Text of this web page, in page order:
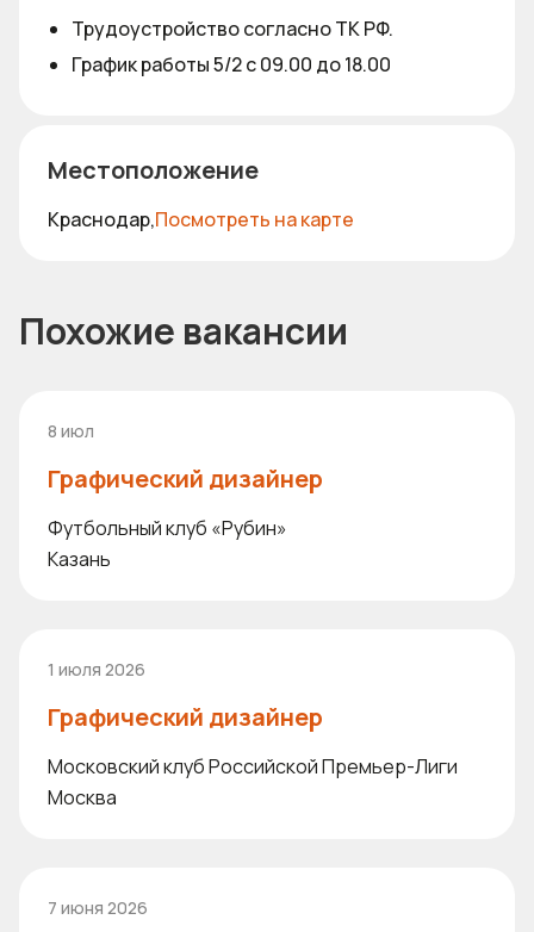
Трудоустройство согласно ТК РФ.
График работы 5/2 с 09.00 до 18.00
Местоположение
Краснодар,Посмотреть на карте
Похожие вакансии
8 июл
Графический дизайнер
Футбольный клуб «Рубин»
Казань
1 июля 2026
Графический дизайнер
Московский клуб Российской Премьер-Лиги
Москва
7 июня 2026